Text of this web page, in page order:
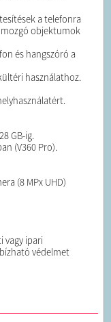
a telefonra
mozgó objektumok
és hangszóró a
használathoz.
GB-ig.
(V360 Pro).
(8 MPx UHD)
vagy ipari
védelmet